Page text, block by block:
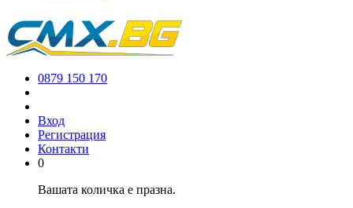
0879 150 170
Вход
Регистрация
Контакти
0
Вашата количка е празна.